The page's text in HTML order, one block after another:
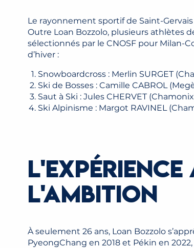
Le rayonnement sportif de Saint-
Outre Loan Bozzolo, plusieurs athlètes
sélectionnés par le CNOSF pour Milan-
d’hiver :
Snowboardcross : Merlin SURGET
Ski de Bosses : Camille CABROL
Saut à Ski : Jules CHERVET
Ski Alpinisme : Margot RAVINEL
L'EXPÉRIENCE
L'AMBITION
À seulement 26 ans, Loan Bozzolo
PyeongChang en 2018 et Pékin en